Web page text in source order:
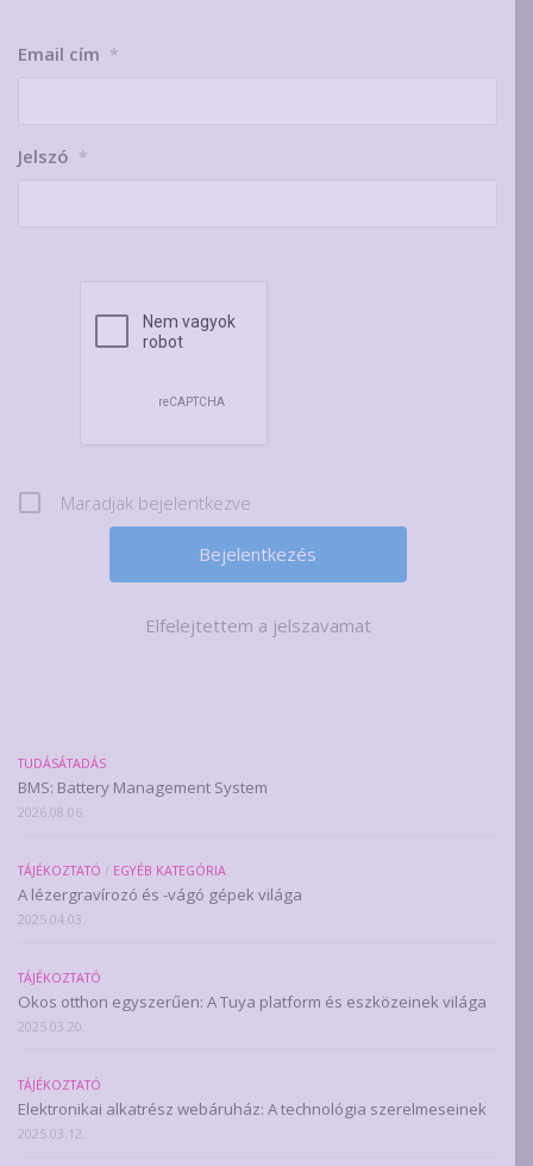
Email cím *
Jelszó *
Maradjak bejelentkezve
Elfelejtettem a jelszavamat
TUDÁSÁTADÁS
BMS: Battery Management System
2026.08.06.
TÁJÉKOZTATÓ / EGYÉB KATEGÓRIA
A lézergravírozó és -vágó gépek világa
2025.04.03.
TÁJÉKOZTATÓ
Okos otthon egyszerűen: A Tuya platform és eszközeinek világa
2025.03.20.
TÁJÉKOZTATÓ
Elektronikai alkatrész webáruház: A technológia szerelmeseinek
2025.03.12.